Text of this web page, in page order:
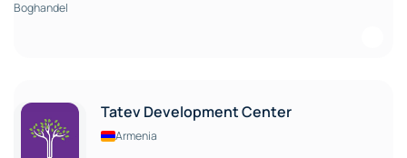
Boghandel
Tatev Development Center
Armenia